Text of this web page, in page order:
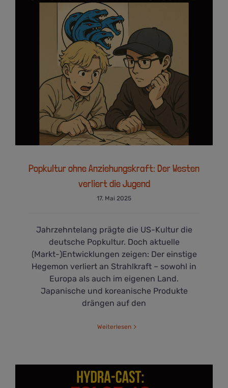
Popkultur ohne Anziehungskraft: Der
Westen verliert die Jugend
Popkultur ohne Anziehungskraft: Der Westen
verliert die Jugend
17. Mai 2025
Jahrzehntelang prägte die US-Kultur die
deutsche Popkultur. Doch aktuelle
(Markt-)Entwicklungen zeigen: Der einstige
Hegemon verliert an Strahlkraft – sowohl in
Europa als auch im eigenen Land.
Japanische und koreanische Produkte
drängen auf den
Weiterlesen